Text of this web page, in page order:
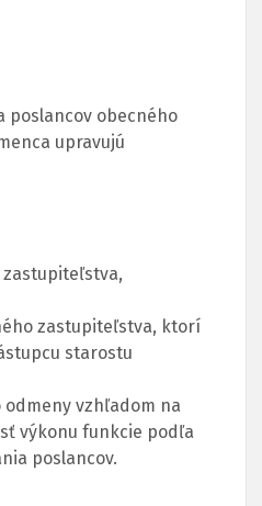
poslancov obecného
upravujú
zastupiteľstva,
zastupiteľstva, ktorí
starostu
vzhľadom na
výkonu funkcie podľa
poslancov.